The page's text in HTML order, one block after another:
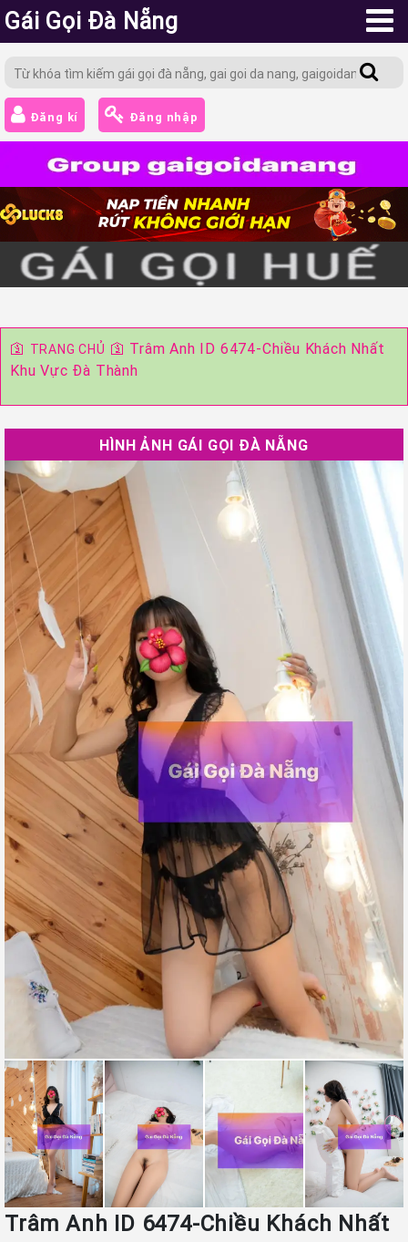
Gái Gọi Đà Nẵng
Đăng kí Đăng nhập
🛐 TRANG CHỦ 🛐 Trâm Anh ID 6474-Chiều Khách Nhất
Khu Vực Đà Thành
HÌNH ẢNH GÁI GỌI ĐÀ NẴNG
Trâm Anh ID 6474-Chiều Khách Nhất